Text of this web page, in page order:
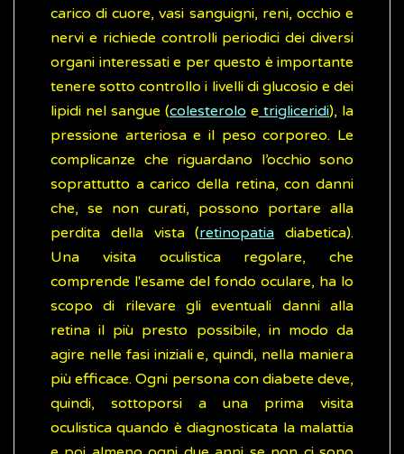
carico di cuore, vasi sanguigni, reni, occhio e
nervi e richiede controlli periodici dei diversi
organi interessati e per questo è importante
tenere sotto controllo i livelli di glucosio e dei
lipidi nel sangue (colesterolo e trigliceridi), la
pressione arteriosa e il peso corporeo. Le
complicanze che riguardano l’occhio sono
soprattutto a carico della retina, con danni
che, se non curati, possono portare alla
perdita della vista (retinopatia diabetica).
Una visita oculistica regolare, che
comprende l'esame del fondo oculare, ha lo
scopo di rilevare gli eventuali danni alla
retina il più presto possibile, in modo da
agire nelle fasi iniziali e, quindi, nella maniera
più efficace. Ogni persona con diabete deve,
quindi, sottoporsi a una prima visita
oculistica quando è diagnosticata la malattia